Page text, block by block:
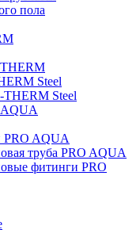
пола
Steel
Steel
AQUA
труба PRO AQUA
фитинги PRO